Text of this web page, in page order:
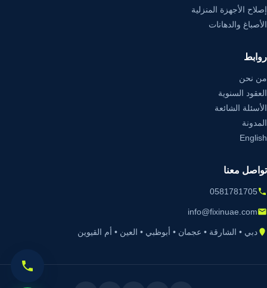
إصلاح الأجهزة المنزلية
الأصباغ والدهانات
روابط
من نحن
العقود السنوية
الأسئلة الشائعة
المدونة
English
تواصل معنا
0581781705
info@fixinuae.com
دبي • الشارقة • عجمان • أبوظبي • العين • أم القيوين